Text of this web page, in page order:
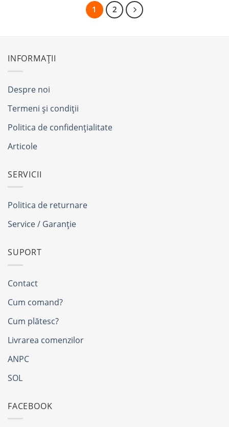
1 2
INFORMAȚII
Despre noi
Termeni și condiții
Politica de confidențialitate
Articole
SERVICII
Politica de returnare
Service / Garanție
SUPORT
Contact
Cum comand?
Cum plătesc?
Livrarea comenzilor
ANPC
SOL
FACEBOOK